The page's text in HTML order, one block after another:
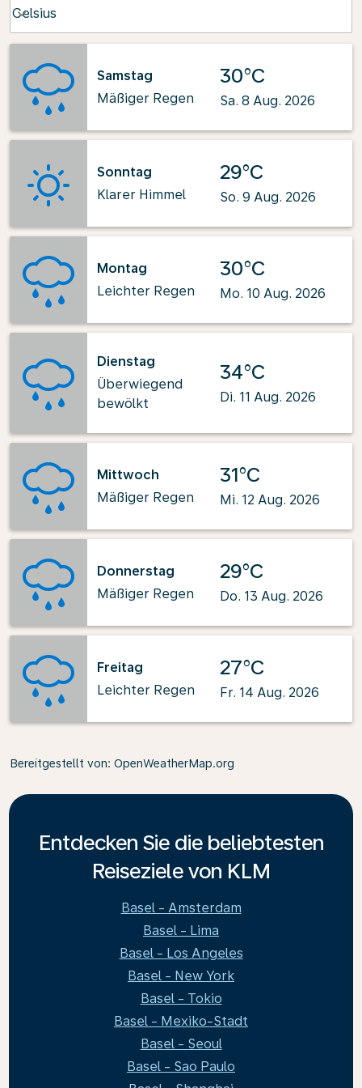
Celsius
keyboard_arrow_down
Samstag
Mäßiger Regen
30°C
Sa. 8 Aug. 2026
Sonntag
Klarer Himmel
29°C
So. 9 Aug. 2026
Montag
Leichter Regen
30°C
Mo. 10 Aug. 2026
Dienstag
Überwiegend
bewölkt
34°C
Di. 11 Aug. 2026
Mittwoch
Mäßiger Regen
31°C
Mi. 12 Aug. 2026
Donnerstag
Mäßiger Regen
29°C
Do. 13 Aug. 2026
Freitag
Leichter Regen
27°C
Fr. 14 Aug. 2026
Bereitgestellt von: OpenWeatherMap.org
Entdecken Sie die beliebtesten
Reiseziele von KLM
Basel - Amsterdam
Basel - Lima
Basel - Los Angeles
Basel - New York
Basel - Tokio
Basel - Mexiko-Stadt
Basel - Seoul
Basel - Sao Paulo